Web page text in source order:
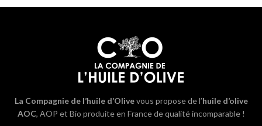
La Compagnie de l’huile d’Olivevous propose de l’huile d’olive
AOC, AOP et Bio produite en France de qualité incomparable !